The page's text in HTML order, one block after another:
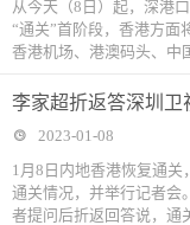
从今天（8日）起，深港
“通关”首阶段，香港方面
香港机场、港澳码头、中
李家超折返答深圳卫
2023-01-08
1月8日内地香港恢复通
通关情况，并举行记者会
者提问后折返回答说，通